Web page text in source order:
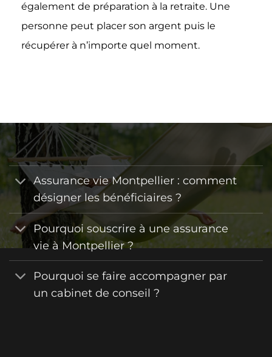
également de préparation à la retraite. Une
personne peut placer son argent puis le
récupérer à n’importe quel moment.
Assurance vie Montpellier : comment
désigner les bénéficiaires ?
Pourquoi souscrire à une assurance
vie à Montpellier ?
Pourquoi se faire accompagner par
un cabinet de conseil ?